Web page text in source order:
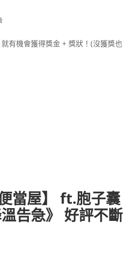
有機會獲得獎金 + 獎狀！(沒獲獎也
當屋】 ft.胞子囊
告急》 好評不斷